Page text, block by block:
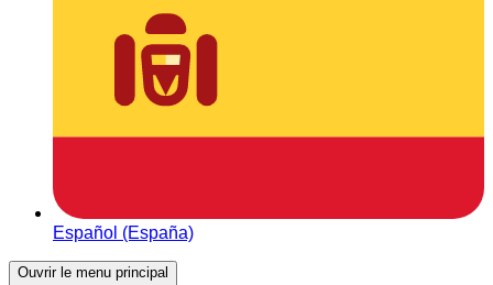
Español (España)
Ouvrir le menu principal